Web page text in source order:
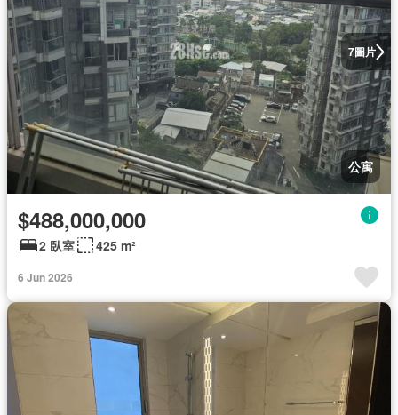
7圖片
公寓
$488,000,000
2 臥室 425 m²
6 Jun 2026